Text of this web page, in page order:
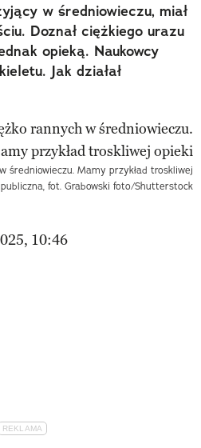
w średniowieczu, miał
Doznał ciężkiego urazu
opieką. Naukowcy
Jak działał
średniowieczu. Mamy przykład troskliwej
fot. Grabowski foto/Shutterstock
10:46